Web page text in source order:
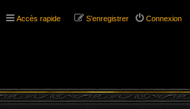
Accès rapide Connexion
S’enregistrer